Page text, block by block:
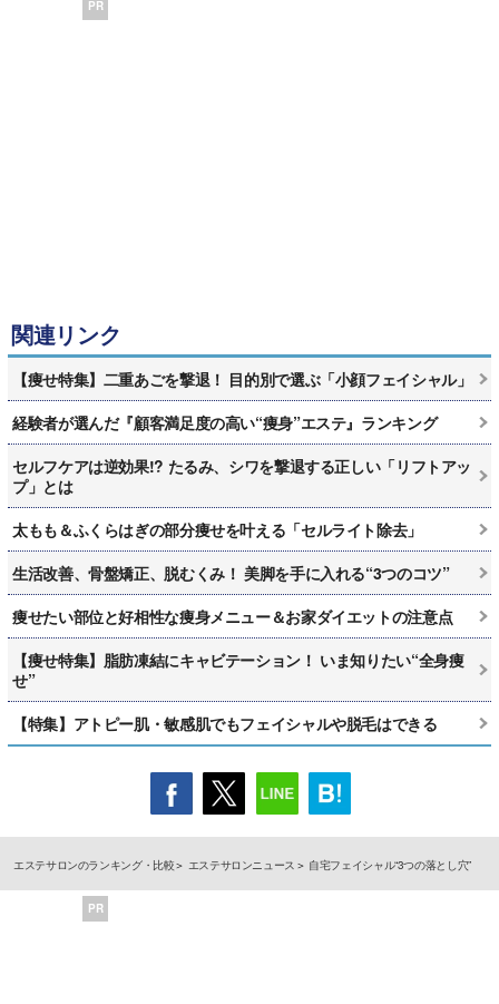
PR
関連リンク
【痩せ特集】二重あごを撃退！ 目的別で選ぶ「小顔フェイシャル」
経験者が選んだ『顧客満足度の高い“痩身”エステ』ランキング
セルフケアは逆効果!? たるみ、シワを撃退する正しい「リフトアッ
プ」とは
太もも＆ふくらはぎの部分痩せを叶える「セルライト除去」
生活改善、骨盤矯正、脱むくみ！ 美脚を手に入れる“3つのコツ”
痩せたい部位と好相性な痩身メニュー＆お家ダイエットの注意点
【痩せ特集】脂肪凍結にキャビテーション！ いま知りたい“全身痩
せ”
【特集】アトピー肌・敏感肌でもフェイシャルや脱毛はできる
エステサロンのランキング・比較 エステサロンニュース 自宅フェイシャル“3つの落とし穴”
PR